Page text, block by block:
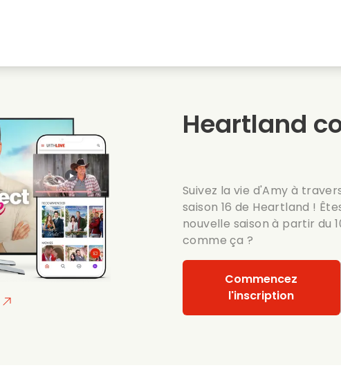
Date films
Heartland
Suivez la vie d'Amy à
saison 16 de Heartland !
nouvelle saison à partir du
comme ça ?
Commencez
l'inscription